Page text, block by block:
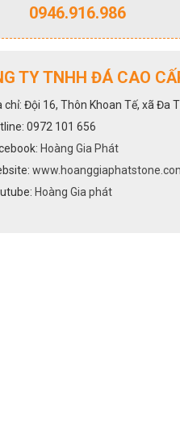
0946.916.986
TY TNHH ĐÁ CAO
chỉ: Đội 16, Thôn Khoan Tế, xã Đa
0972 101 656
Hoàng Gia Phát
Hoàng Gia phát